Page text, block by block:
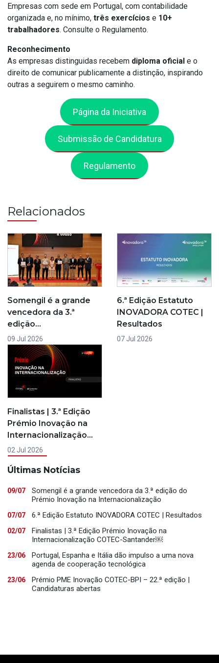
Empresas com sede em Portugal, com contabilidade
organizada e, no mínimo, três exercícios e 10+
trabalhadores. Consulte o Regulamento.
Reconhecimento
As empresas distinguidas recebem diploma oficial e o
direito de comunicar publicamente a distinção, inspirando
outras a seguirem o mesmo caminho.
Página da Iniciativa
Submissão de Candidatura
Regulamento
Relacionados
Somengil é a grande
vencedora da 3.ª
edição…
09 Jul 2026
6.ª Edição Estatuto
INOVADORA COTEC |
Resultados
07 Jul 2026
Finalistas | 3.ª Edição
Prémio Inovação na
Internacionalização…
02 Jul 2026
Últimas Notícias
09/07
Somengil é a grande vencedora da 3.ª edição do
Prémio Inovação na Internacionalização
07/07 6.ª Edição Estatuto INOVADORA COTEC | Resultados
02/07
Finalistas | 3.ª Edição Prémio Inovação na
Internacionalização COTEC-Santander￼
23/06
Portugal, Espanha e Itália dão impulso a uma nova
agenda de cooperação tecnológica
23/06
Prémio PME Inovação COTEC-BPI – 22.ª edição |
Candidaturas abertas